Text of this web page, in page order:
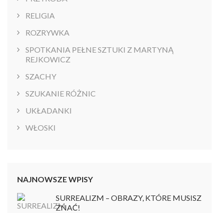
RELIGIA
ROZRYWKA
SPOTKANIA PEŁNE SZTUKI Z MARTYNĄ
REJKOWICZ
SZACHY
SZUKANIE RÓŻNIC
UKŁADANKI
WŁOSKI
NAJNOWSZE WPISY
SURREALIZM – OBRAZY, KTÓRE MUSISZ
ZNAĆ!